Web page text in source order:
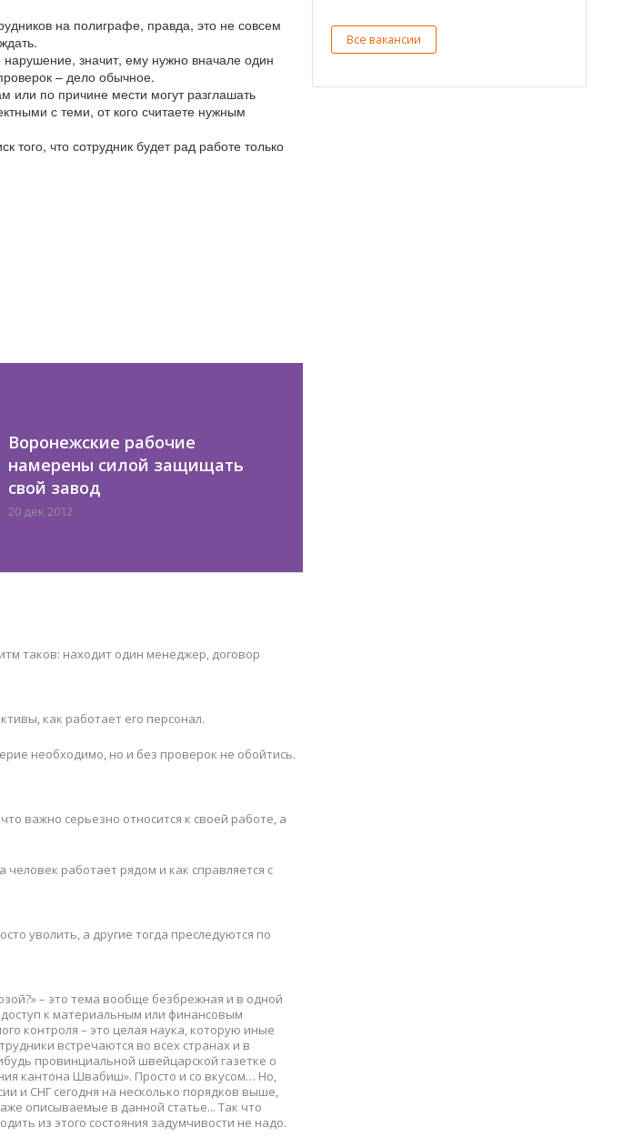
на полиграфе, правда, это не совсем
нарушение, значит, ему нужно вначале один
– дело обычное.
или по причине мести могут разглашать
с теми, от кого считаете нужным
что сотрудник будет рад работе только
Воронежские рабочие
намерены силой защищать
свой завод
20 дек 2012
таков: находит один менеджер, договор
как работает его персонал.
необходимо, но и без проверок не обойтись.
важно серьезно относится к своей работе, а
работает рядом и как справляется с
уволить, а другие тогда преследуются по
– это тема вообще безбрежная и в одной
к материальным или финансовым
контроля – это целая наука, которую иные
встречаются во всех странах и в
провинциальной швейцарской газетке о
кантона Швабиш». Просто и со вкусом… Но,
и СНГ сегодня на несколько порядков выше,
описываемые в данной статье... Так что
из этого состояния задумчивости не надо.
Все вакансии